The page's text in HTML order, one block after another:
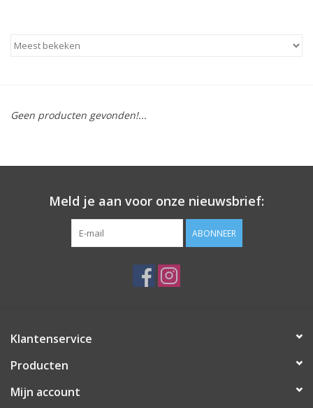
Geen producten gevonden!...
Meld je aan voor onze nieuwsbrief:
ABONNEER
Klantenservice
Producten
Mijn account